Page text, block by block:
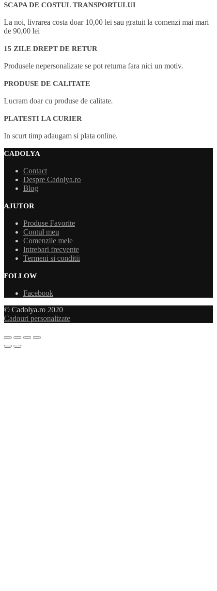
SCAPA DE COSTUL TRANSPORTULUI
La noi, livrarea costa doar 10,00 lei sau gratuit la comenzi mai mari
de 90,00 lei
15 ZILE DREPT DE RETUR
Produsele nepersonalizate se pot returna fara nici un motiv.
PRODUSE DE CALITATE
Lucram doar cu produse de calitate.
PLATESTI LA CURIER
In scurt timp adaugam si plata online.
CADOLYA
Contact
Despre Cadolya.ro
Blog
AJUTOR
Produse Favorite
Contul meu
Comenzile mele
Intrebari frecvente
Termeni si conditii
FOLLOW
Facebook
© Cadolya.ro 2020
Cadouri personalizate